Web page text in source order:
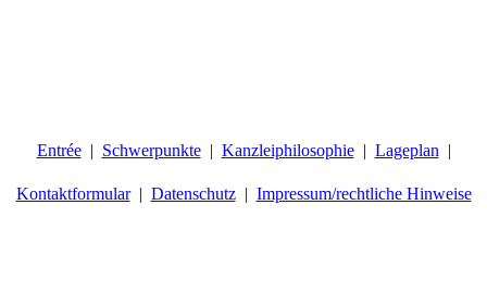
Entrée Schwerpunkte Kanzleiphilosophie Lageplan
Kontaktformular Datenschutz Impressum/rechtliche Hinweise